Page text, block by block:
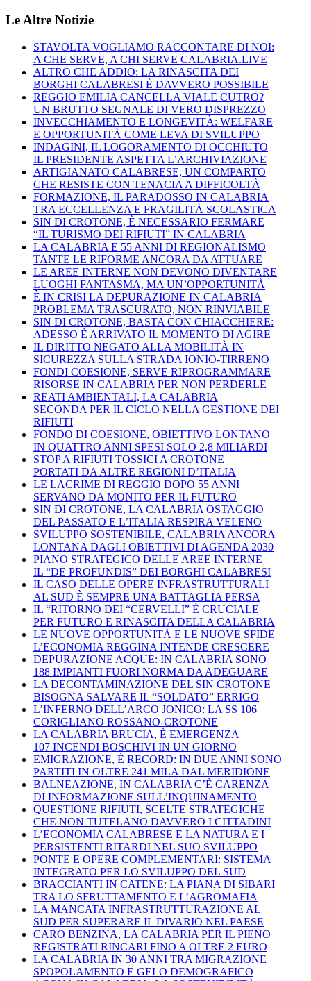
Le Altre Notizie
STAVOLTA VOGLIAMO RACCONTARE DI NOI:
A CHE SERVE, A CHI SERVE CALABRIA.LIVE
ALTRO CHE ADDIO: LA RINASCITA DEI
BORGHI CALABRESI È DAVVERO POSSIBILE
REGGIO EMILIA CANCELLA VIALE CUTRO?
UN BRUTTO SEGNALE DI VERO DISPREZZO
INVECCHIAMENTO E LONGEVITÀ: WELFARE
E OPPORTUNITÀ COME LEVA DI SVILUPPO
INDAGINI, IL LOGORAMENTO DI OCCHIUTO
IL PRESIDENTE ASPETTA L’ARCHIVIAZIONE
ARTIGIANATO CALABRESE, UN COMPARTO
CHE RESISTE CON TENACIA A DIFFICOLTÀ
FORMAZIONE, IL PARADOSSO IN CALABRIA
TRA ECCELLENZA E FRAGILITÀ SCOLASTICA
SIN DI CROTONE, È NECESSARIO FERMARE
“IL TURISMO DEI RIFIUTI” IN CALABRIA
LA CALABRIA E 55 ANNI DI REGIONALISMO
TANTE LE RIFORME ANCORA DA ATTUARE
LE AREE INTERNE NON DEVONO DIVENTARE
LUOGHI FANTASMA, MA UN’OPPORTUNITÀ
È IN CRISI LA DEPURAZIONE IN CALABRIA
PROBLEMA TRASCURATO, NON RINVIABILE
SIN DI CROTONE, BASTA CON CHIACCHIERE:
ADESSO È ARRIVATO IL MOMENTO DI AGIRE
IL DIRITTO NEGATO ALLA MOBILITÀ IN
SICUREZZA SULLA STRADA IONIO-TIRRENO
FONDI COESIONE, SERVE RIPROGRAMMARE
RISORSE IN CALABRIA PER NON PERDERLE
REATI AMBIENTALI, LA CALABRIA
SECONDA PER IL CICLO NELLA GESTIONE DEI
RIFIUTI
FONDO DI COESIONE, OBIETTIVO LONTANO
IN QUATTRO ANNI SPESI SOLO 2,8 MILIARDI
STOP A RIFIUTI TOSSICI A CROTONE
PORTATI DA ALTRE REGIONI D’ITALIA
LE LACRIME DI REGGIO DOPO 55 ANNI
SERVANO DA MONITO PER IL FUTURO
SIN DI CROTONE, LA CALABRIA OSTAGGIO
DEL PASSATO E L’ITALIA RESPIRA VELENO
SVILUPPO SOSTENIBILE, CALABRIA ANCORA
LONTANA DAGLI OBIETTIVI DI AGENDA 2030
PIANO STRATEGICO DELLE AREE INTERNE
IL “DE PROFUNDIS” DEI BORGHI CALABRESI
IL CASO DELLE OPERE INFRASTRUTTURALI
AL SUD È SEMPRE UNA BATTAGLIA PERSA
IL “RITORNO DEI “CERVELLI” È CRUCIALE
PER FUTURO E RINASCITA DELLA CALABRIA
LE NUOVE OPPORTUNITÀ E LE NUOVE SFIDE
L’ECONOMIA REGGINA INTENDE CRESCERE
DEPURAZIONE ACQUE: IN CALABRIA SONO
188 IMPIANTI FUORI NORMA DA ADEGUARE
LA DECONTAMINAZIONE DEL SIN CROTONE
BISOGNA SALVARE IL “SOLDATO” ERRIGO
L’INFERNO DELL’ARCO JONICO: LA SS 106
CORIGLIANO ROSSANO-CROTONE
LA CALABRIA BRUCIA, È EMERGENZA
107 INCENDI BOSCHIVI IN UN GIORNO
EMIGRAZIONE, È RECORD: IN DUE ANNI SONO
PARTITI IN OLTRE 241 MILA DAL MERIDIONE
BALNEAZIONE, IN CALABRIA C’È CARENZA
DI INFORMAZIONE SULL’INQUINAMENTO
QUESTIONE RIFIUTI, SCELTE STRATEGICHE
CHE NON TUTELANO DAVVERO I CITTADINI
L’ECONOMIA CALABRESE E LA NATURA E I
PERSISTENTI RITARDI NEL SUO SVILUPPO
PONTE E OPERE COMPLEMENTARI: SISTEMA
INTEGRATO PER LO SVILUPPO DEL SUD
BRACCIANTI IN CATENE: LA PIANA DI SIBARI
TRA LO SFRUTTAMENTO E L’AGROMAFIA
LA MANCATA INFRASTRUTTURAZIONE AL
SUD PER SUPERARE IL DIVARIO NEL PAESE
CARO BENZINA, LA CALABRIA PER IL PIENO
REGISTRATI RINCARI FINO A OLTRE 2 EURO
LA CALABRIA IN 30 ANNI TRA MIGRAZIONE
SPOPOLAMENTO E GELO DEMOGRAFICO